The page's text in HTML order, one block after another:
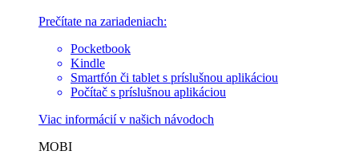
Prečítate na zariadeniach:
Pocketbook
Kindle
Smartfón či tablet s príslušnou aplikáciou
Počítač s príslušnou aplikáciou
Viac informácií v našich návodoch
MOBI